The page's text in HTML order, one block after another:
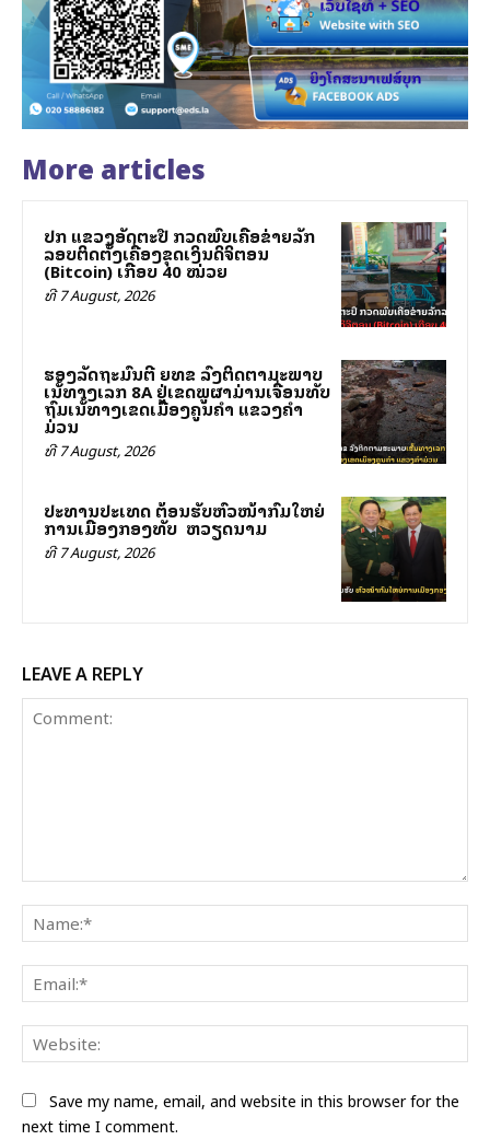
More articles
ປກສ ແຂວງອັດຕະປື ກວດພົບເຄືອຂ່າຍລັກ
ລອບຕິດຕັ້ງເຄື່ອງຂຸດເງິນດິຈິຕອນ
(Bitcoin) ເກືອບ 40 ໝ່ວຍ
ທີ 7 August, 2026
ຮອງລັດຖະມົນຕີ ຍທຂ ລົງຕິດຕາມສະພາບ
ເສັ້ນທາງເລກ 8A ຢູ່ເຂດພູຜາມ່ານເຈື່ອນທັບ
ຖົມເສັ້ນທາງເຂດເມືອງຄູນຄໍາ ແຂວງຄໍາ
ມ່ວນ
ທີ 7 August, 2026
ປະທານປະເທດ ຕ້ອນຮັບຫົວໜ້າກົມໃຫຍ່
ການເມືອງກອງທັບ ສສ ຫວຽດນາມ
ທີ 7 August, 2026
LEAVE A REPLY
Save my name, email, and website in this browser for the
next time I comment.